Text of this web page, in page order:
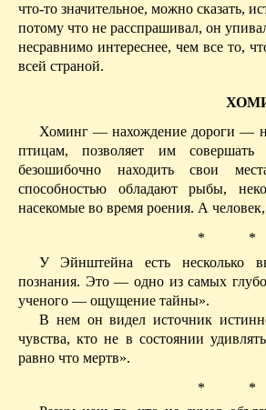
что-то значительное, можно сказать,
потому что не расспрашивал, он
несравнимо интереснее, чем все то,
всей страной.
Хоминг— нахождение дороги —
птицам, позволяет им
безошибочно находить свои
способностью обладают рыбы,
насекомые во время роения. А
*
*
У Эйнштейна есть несколько
познания. Это — одно из самых
ученого — ощущение тайны».
В нем он видел источник
чувства, кто не в состоянии
равно что мертв».
*
*